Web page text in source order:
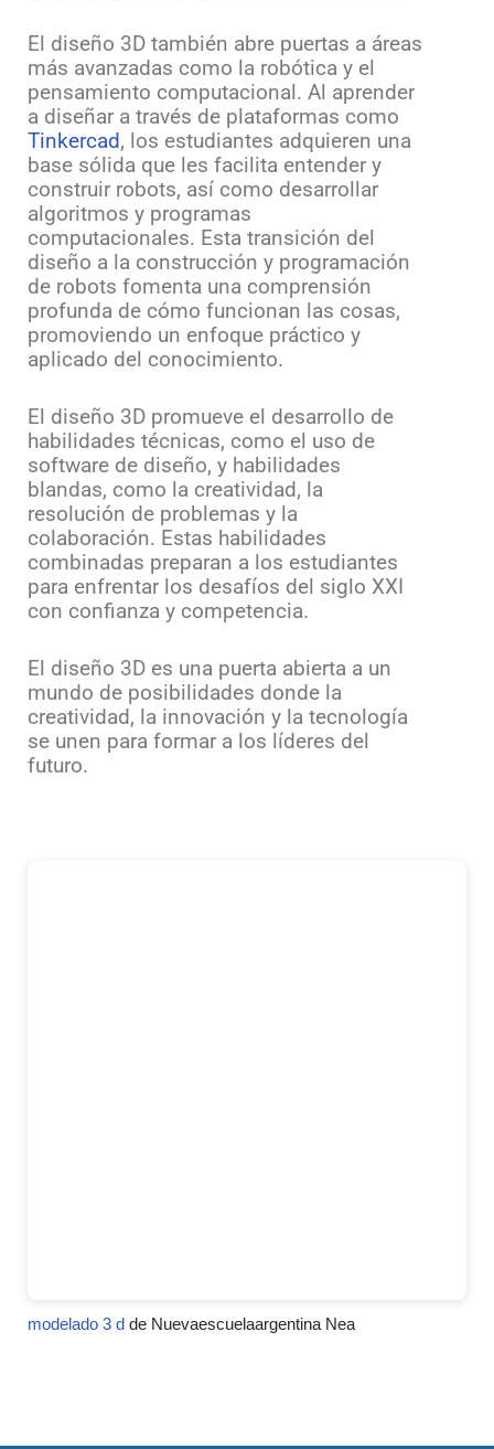
El diseño 3D también abre puertas a áreas
más avanzadas como la robótica y el
pensamiento computacional. Al aprender
a diseñar a través de plataformas como
Tinkercad, los estudiantes adquieren una
base sólida que les facilita entender y
construir robots, así como desarrollar
algoritmos y programas
computacionales. Esta transición del
diseño a la construcción y programación
de robots fomenta una comprensión
profunda de cómo funcionan las cosas,
promoviendo un enfoque práctico y
aplicado del conocimiento.
El diseño 3D promueve el desarrollo de
habilidades técnicas, como el uso de
software de diseño, y habilidades
blandas, como la creatividad, la
resolución de problemas y la
colaboración. Estas habilidades
combinadas preparan a los estudiantes
para enfrentar los desafíos del siglo XXI
con confianza y competencia.
El diseño 3D es una puerta abierta a un
mundo de posibilidades donde la
creatividad, la innovación y la tecnología
se unen para formar a los líderes del
futuro.
modelado 3 d de Nuevaescuelaargentina Nea